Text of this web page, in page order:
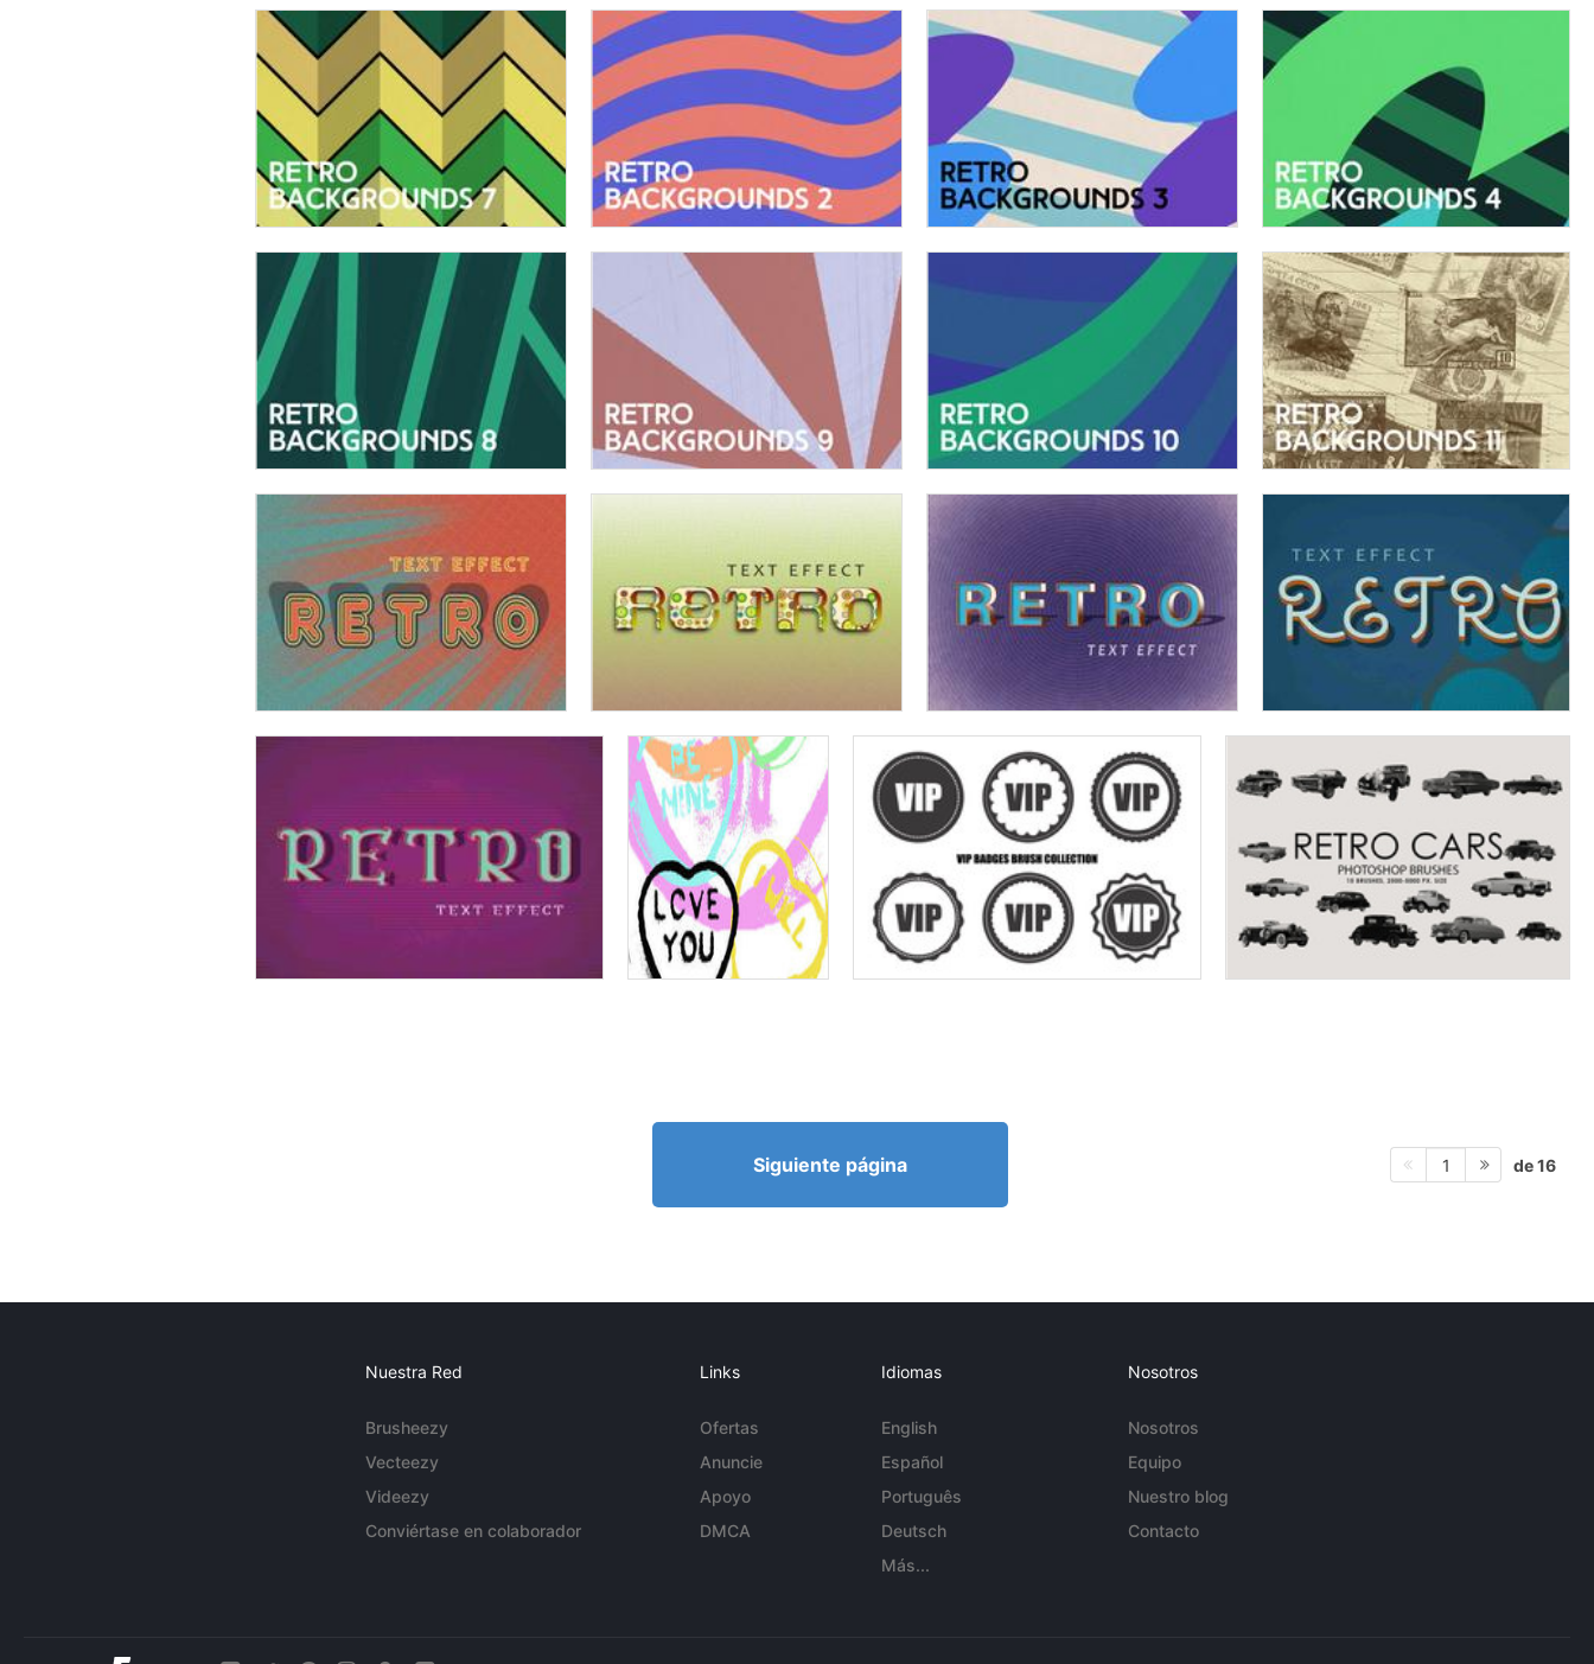
Siguiente página 1 de 16
Nuestra Red
Brusheezy
Vecteezy
Videezy
Conviértase en colaborador
Links
Ofertas
Anuncie
Apoyo
DMCA
Idiomas
English
Español
Português
Deutsch
Más...
Nosotros
Nosotros
Equipo
Nuestro blog
Contacto